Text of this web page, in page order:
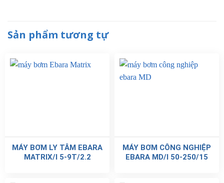
Sản phẩm tương tự
MÁY BƠM LY TÂM EBARA
MATRIX/I 5-9T/2.2
MÁY BƠM CÔNG NGHIỆP
EBARA MD/I 50-250/15